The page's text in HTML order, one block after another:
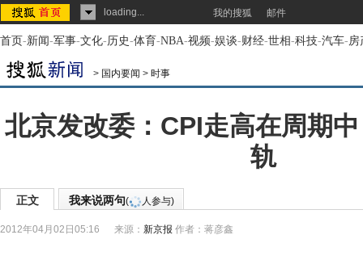
loading... 我的搜狐 邮件
首页-新闻-军事-文化-历史-体育-NBA-视频-娱谈-财经-世相-科技-汽车-房
> 国内要闻 > 时事
北京发改委：CPI走高在周期
轨
正文 我来说两句( 人参与)
2012年04月02日05:16 来源： 新京报 作者：蒋彦鑫